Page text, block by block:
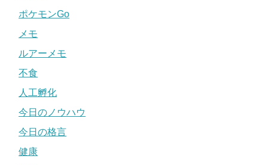
ポケモンGo
メモ
ルアーメモ
不食
人工孵化
今日のノウハウ
今日の格言
健康